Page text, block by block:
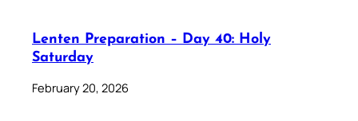
Lenten Preparation – Day 40: Holy
Saturday
February 20, 2026